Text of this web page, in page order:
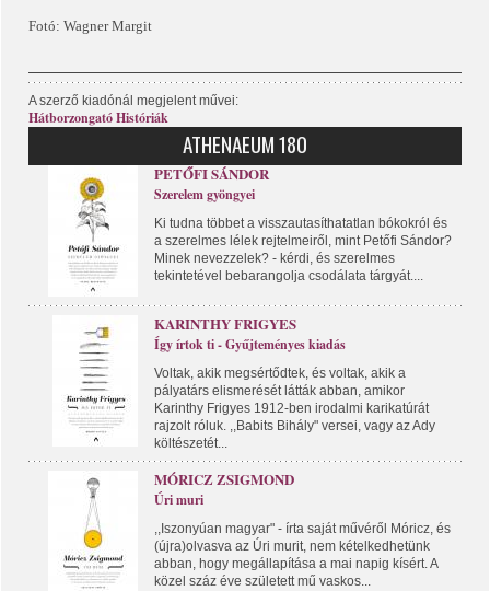
Fotó: Wagner Margit
A szerző kiadónál megjelent művei:
Hátborzongató Históriák
ATHENAEUM 180
PETŐFI SÁNDOR
Szerelem gyöngyei
Ki tudna többet a visszautasíthatatlan bókokról és
a szerelmes lélek rejtelmeiről, mint Petőfi Sándor?
Minek nevezzelek? - kérdi, és szerelmes
tekintetével bebarangolja csodálata tárgyát....
KARINTHY FRIGYES
Így írtok ti - Gyűjteményes kiadás
Voltak, akik megsértődtek, és voltak, akik a
pályatárs elismerését látták abban, amikor
Karinthy Frigyes 1912-ben irodalmi karikatúrát
rajzolt róluk. ,,Babits Bihály" versei, vagy az Ady
költészetét...
MÓRICZ ZSIGMOND
Úri muri
,,Iszonyúan magyar" - írta saját művéről Móricz, és
(újra)olvasva az Úri murit, nem kételkedhetünk
abban, hogy megállapítása a mai napig kísért. A
közel száz éve született mű vaskos...